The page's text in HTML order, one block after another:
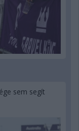
sem segít